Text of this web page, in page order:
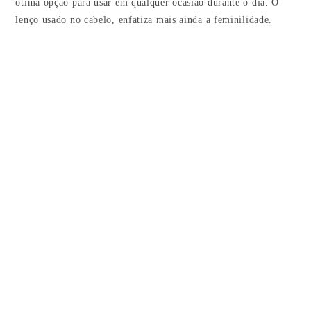
ótima opção para usar em qualquer ocasião durante o dia. O
lenço usado no cabelo, enfatiza mais ainda a feminilidade.